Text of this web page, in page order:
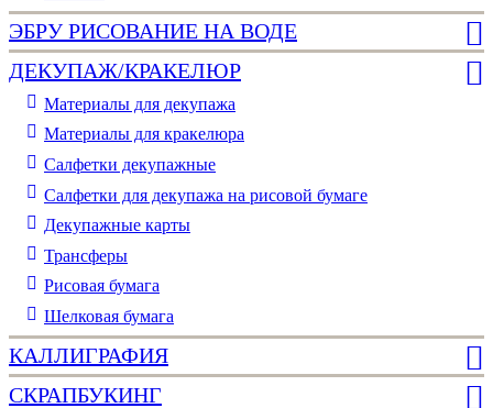
ЭБРУ РИСОВАНИЕ НА ВОДЕ
ДЕКУПАЖ/КРАКЕЛЮР
Материалы для декупажа
Материалы для кракелюра
Cалфетки декупажные
Салфетки для декупажа на рисовой бумаге
Декупажные карты
Трансферы
Рисовая бумага
Шелковая бумага
КАЛЛИГРАФИЯ
СКРАПБУКИНГ